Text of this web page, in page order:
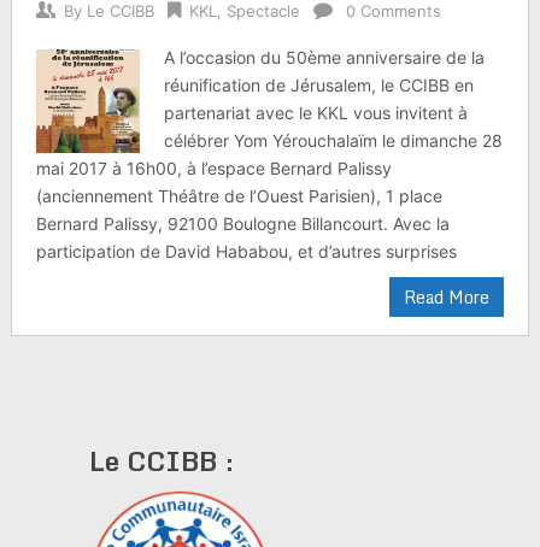
By Le CCIBB KKL Spectacle 0 Comments
A l’occasion du 50ème anniversaire de la
réunification de Jérusalem, le CCIBB en
partenariat avec le KKL vous invitent à
célébrer Yom Yérouchalaïm le dimanche 28
mai 2017 à 16h00, à l’espace Bernard Palissy
(anciennement Théâtre de l’Ouest Parisien), 1 place
Bernard Palissy, 92100 Boulogne Billancourt. Avec la
participation de David Hababou, et d’autres surprises
Read More
Le CCIBB :